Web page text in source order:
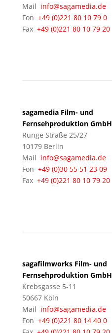
Mail info@sagamedia.de
Fon +49 (0)221 80 10 79 0
Fax +49 (0)221 80 10 79 20
sagamedia Film- und
Fernsehproduktion GmbH
Runge Straße 25/27
10179 Berlin
Mail info@sagamedia.de
Fon +49 (0)30 55 51 23 09
Fax +49 (0)221 80 10 79 20
sagafilmworks Film- und
Fernsehproduktion GmbH
Krebsgasse 5-11
50667 Köln
Mail info@sagamedia.de
Fon +49 (0)221 80 14 40 0